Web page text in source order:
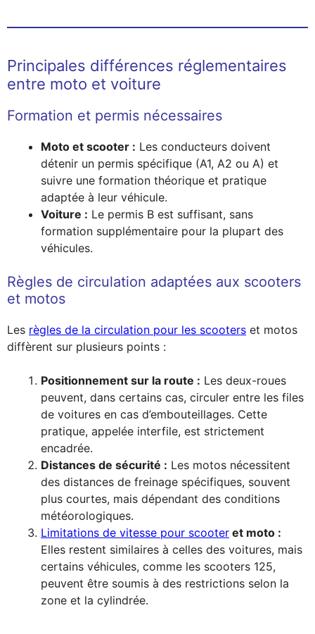
Principales différences réglementaires
entre moto et voiture
Formation et permis nécessaires
Moto et scooter : Les conducteurs doivent
détenir un permis spécifique (A1, A2 ou A) et
suivre une formation théorique et pratique
adaptée à leur véhicule.
Voiture : Le permis B est suffisant, sans
formation supplémentaire pour la plupart des
véhicules.
Règles de circulation adaptées aux scooters
et motos
Les règles de la circulation pour les scooters et motos
diffèrent sur plusieurs points :
Positionnement sur la route : Les deux-roues
peuvent, dans certains cas, circuler entre les files
de voitures en cas d’embouteillages. Cette
pratique, appelée interfile, est strictement
encadrée.
Distances de sécurité : Les motos nécessitent
des distances de freinage spécifiques, souvent
plus courtes, mais dépendant des conditions
météorologiques.
Limitations de vitesse pour scooter et moto :
Elles restent similaires à celles des voitures, mais
certains véhicules, comme les scooters 125,
peuvent être soumis à des restrictions selon la
zone et la cylindrée.